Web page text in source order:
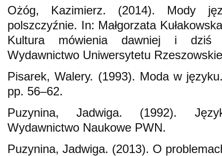
Ożóg, Kazimierz. (2014). Mody
polszczyźnie. In: Małgorzata
Kultura mówienia dawniej i dziś
Wydawnictwo Uniwersytetu
Pisarek, Walery. (1993). Moda w
pp. 56–62.
Puzynina, Jadwiga. (1992).
Wydawnictwo Naukowe PWN.
Puzynina, Jadwiga. (2013). O